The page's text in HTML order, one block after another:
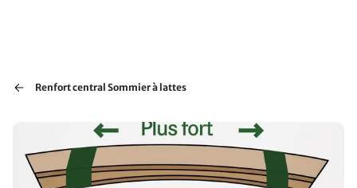
Renfort central Sommier à lattes